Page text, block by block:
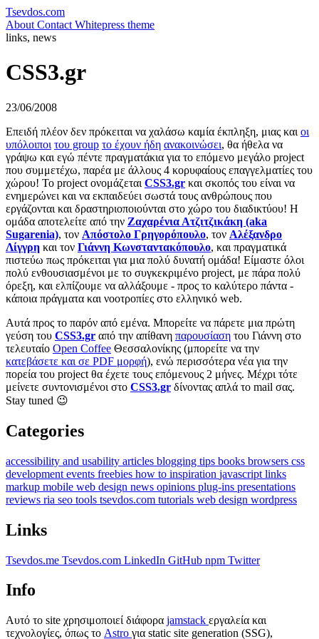
Tsevdos.com
About Contact Whitepress theme
links, news
CSS3.gr
23/06/2008
Επειδή πλέον δεν πρόκειται να χαλάσω καμία έκπληξη, μιας και οι
υπόλοιποι του group το έχουν ήδη ανακοινώσει, θα ήθελα να
γράψω και εγώ πέντε πραγματάκια για το επόμενο μεγάλο project
που συμμετέχω, παρέα με άλλους 4 κορυφαίους επαγγελματίες του
χώρου! To project ονομάζεται CSS3.gr και σκοπός του είναι να
ενημερώνει και να εκπαιδεύει σωστά τους ανθρώπους που
εργάζονται και δραστηριοποιούνται στο χώρο του διαδικτύου! Η
ομάδα αποτελείτε από την Ζαχαρένια Ατζιτζικάκη (aka
Sugarenia), τον Απόστολο Γρηγορόπουλο, τον Αλέξανδρο
Λίγγρη και τον Γιάννη Κωνσταντακόπουλο, και πραγματικά
πιστεύω πως πρόκειται για μια πολύ δυνατή ομάδα! Είμαστε όλοι
πολύ ενθουσιασμένοι με το συγκεκριμένο project, με πάρα πολύ
όρεξη, και ελπίζουμε να αλλάξουμε - προς το καλύτερο πάντα -
κάποια πράγματα και νοοτροπίες στο ελληνικό web.
Αυτά προς το παρόν από εμένα. Μπορείτε να πάρετε μια πρώτη
γεύση του CSS3.gr από την απίθανη παρουσίαση του Γιάννη στο
τελευταίο Open Coffee Θεσσαλονίκης (μπορείτε να την
κατεβάσετε και σε PDF μορφή), ενώ περισσότερα νέα για την
πορεία του project θα έχετε τους επόμενους 2 μήνες. Μέχρι τότε
μείνετε συντονισμένοι στο CSS3.gr δίνοντας απλά το mail σας.
Stay tuned 😉
Categories
accessibility and usability articles blogging tips books browsers css
development events freebies how to inspiration javascript links
markup mobile web design news opinions plug-ins presentations
reviews ria seo tools tsevdos.com tutorials web design wordpress
Links
Tsevdos.me Tsevdos.com LinkedIn GitHub npm Twitter
Info
Αυτό το site χρησιμοποιεί διάφορα jamstack εργαλεία και
τεχνολογίες, όπως το Astro για static site generation (SSG),